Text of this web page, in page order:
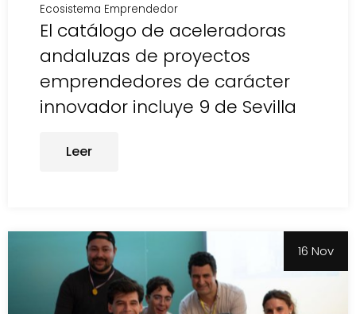
Ecosistema Emprendedor
El catálogo de aceleradoras
andaluzas de proyectos
emprendedores de carácter
innovador incluye 9 de Sevilla
Leer
16 Nov